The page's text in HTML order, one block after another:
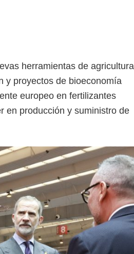
herramientas de agricultura
y proyectos de bioeconomía
europeo en fertilizantes
en producción y suministro de